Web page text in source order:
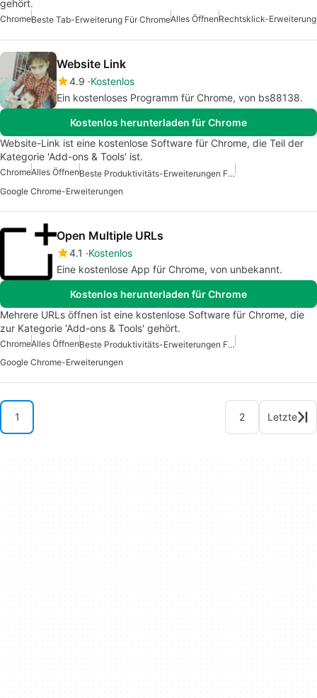
gehört.
ChromeBeste Tab-Erweiterung Für ChromeAlles ÖffnenRechtsklick-Erweiterung
Website Link
4.9 Kostenlos
Ein kostenloses Programm für Chrome, von bs88138.
Kostenlos herunterladen für Chrome
Website-Link ist eine kostenlose Software für Chrome, die Teil der
Kategorie 'Add-ons & Tools' ist.
ChromeAlles Öffnen
Beste Produktivitäts-Erweiterungen Für Chrome
Google Chrome-Erweiterungen
Open Multiple URLs
4.1
Kostenlos
Eine kostenlose App für Chrome, von unbekannt.
Kostenlos herunterladen für Chrome
Mehrere URLs öffnen ist eine kostenlose Software für Chrome, die
zur Kategorie 'Add-ons & Tools' gehört.
ChromeAlles Öffnen
Beste Produktivitäts-Erweiterungen Für Chrome
Google Chrome-Erweiterungen
1 2 Letzte